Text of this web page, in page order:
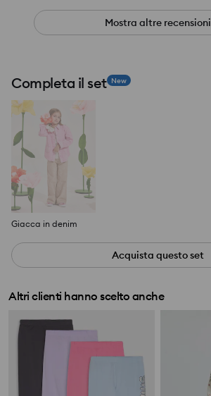
Mostra altre recensioni
Completa il set New
Giacca in denim
Acquista questo set
Altri clienti hanno scelto anche